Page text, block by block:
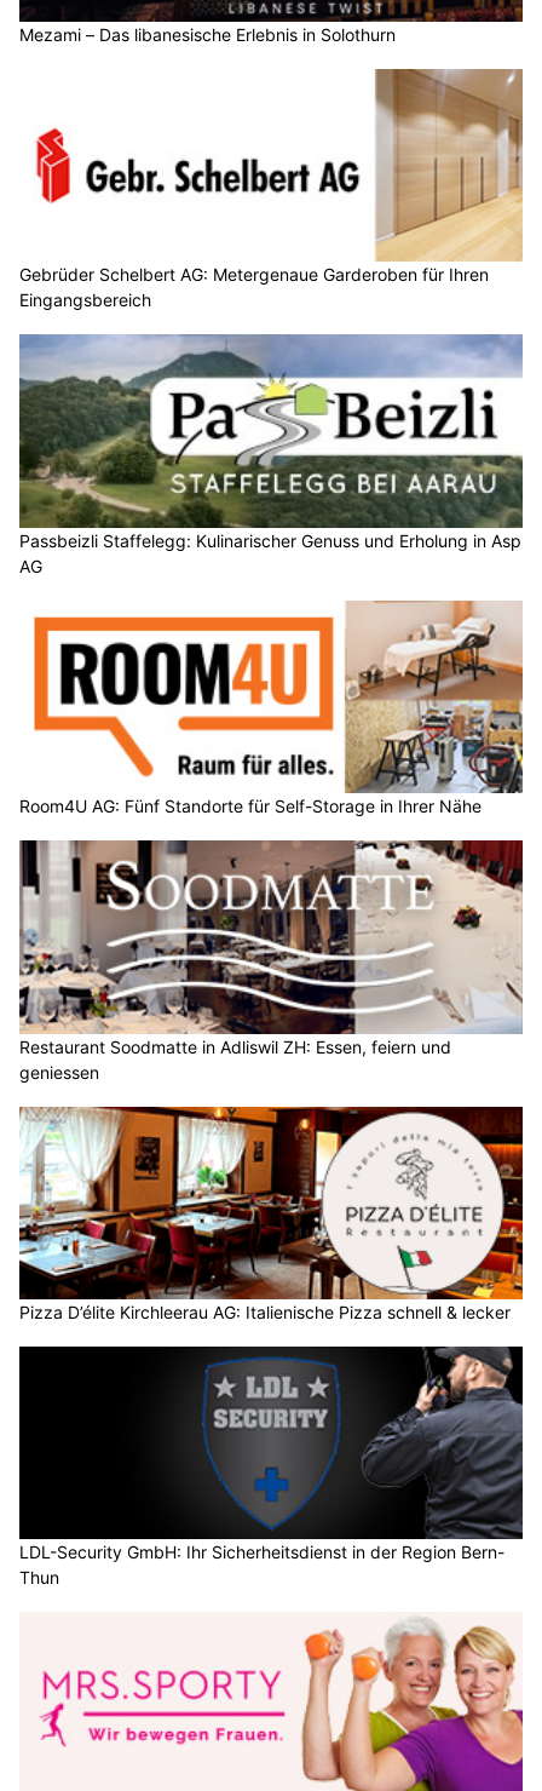
Mezami – Das libanesische Erlebnis in Solothurn
Gebrüder Schelbert AG: Metergenaue Garderoben für Ihren
Eingangsbereich
Passbeizli Staffelegg: Kulinarischer Genuss und Erholung in Asp
AG
Room4U AG: Fünf Standorte für Self-Storage in Ihrer Nähe
Restaurant Soodmatte in Adliswil ZH: Essen, feiern und
geniessen
Pizza D’élite Kirchleerau AG: Italienische Pizza schnell & lecker
LDL-Security GmbH: Ihr Sicherheitsdienst in der Region Bern-
Thun